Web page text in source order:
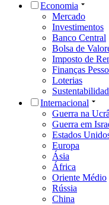
Economia
Mercado
Investimentos
Banco Central
Bolsa de
Imposto de
Finanças
Loterias
Internacional
Guerra na
Guerra em
Estados
Europa
Ásia
África
Oriente Médio
Rússia
China